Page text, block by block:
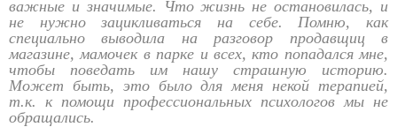
важные и значимые. Что жизнь не остановилась, и
не нужно зацикливаться на себе. Помню, как
специально выводила на разговор продавщиц в
магазине, мамочек в парке и всех, кто попадался мне,
чтобы поведать им нашу страшную историю.
Может быть, это было для меня некой терапией,
т.к. к помощи профессиональных психологов мы не
обращались.